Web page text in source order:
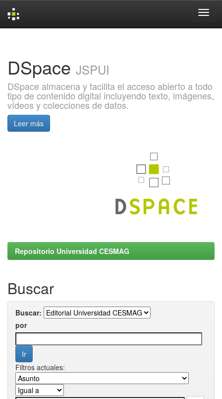
DSpace JSPUI
DSpace almacena y facilita el acceso abierto a todo
tipo de contenido digital incluyendo texto, imágenes,
vídeos y colecciones de datos.
Leer más
Repositorio Universidad CESMAG
Buscar
Buscar:
por
Filtros actuales: